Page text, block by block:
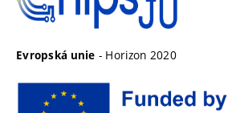
Evropská unie - Horizon 2020